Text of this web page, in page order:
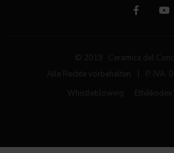
© 2019 Ceramica del
Alle Rechte vorbehalten
P. IVA
Whistleblowing
Ethikkodex